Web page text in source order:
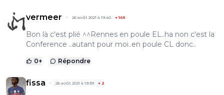
vermeer 26 août 2021 à 19:40 +169
Bon là c'est plié ^^Rennes en poule EL..ha non c'est la
Conference ..autant pour moi..en poule CL donc..
0+ Répondre
fissa 26 août 2021 à 19:39 + 2